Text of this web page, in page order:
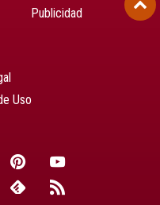
Publicidad
Uso